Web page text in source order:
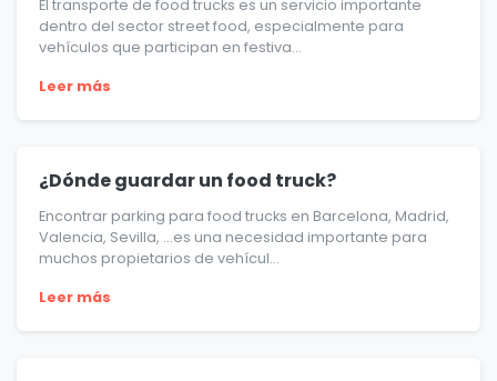
El transporte de food trucks es un servicio importante
dentro del sector street food, especialmente para
vehículos que participan en festiva...
Leer más
¿Dónde guardar un food truck?
Encontrar parking para food trucks en Barcelona, Madrid,
Valencia, Sevilla, …es una necesidad importante para
muchos propietarios de vehícul...
Leer más